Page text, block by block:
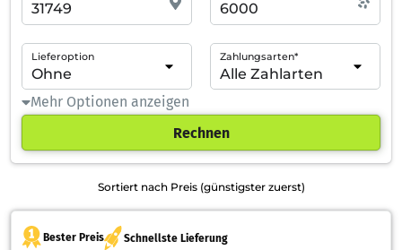
Lieferoption Zahlungsarten*
Mehr Optionen anzeigen
Rechnen
Sortiert nach Preis (günstigster zuerst)
Bester Preis Schnellste Lieferung